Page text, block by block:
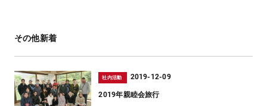
その他新着
社内活動 2019-12-09
2019年親睦会旅行